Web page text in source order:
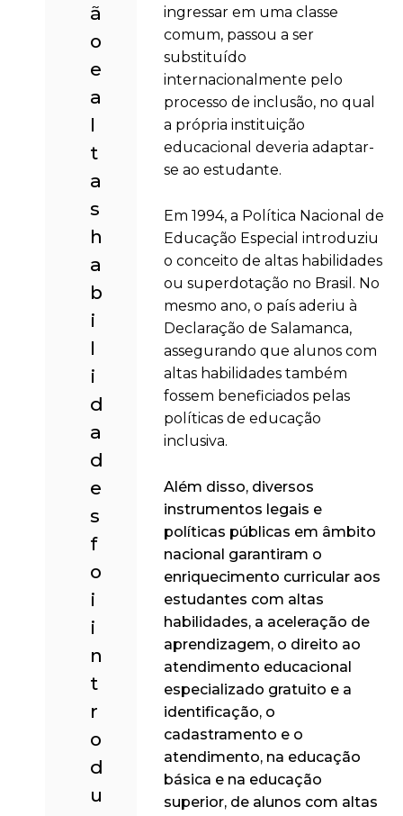
ã
o
e
a
l
t
a
s
h
a
b
i
l
i
d
a
d
e
s
f
o
i
i
n
t
r
o
d
u
ingressar em uma classe
comum, passou a ser
substituído
internacionalmente pelo
processo de inclusão, no qual
a própria instituição
educacional deveria adaptar-
se ao estudante.
Em 1994, a Política Nacional de
Educação Especial introduziu
o conceito de altas habilidades
ou superdotação no Brasil. No
mesmo ano, o país aderiu à
Declaração de Salamanca,
assegurando que alunos com
altas habilidades também
fossem beneficiados pelas
políticas de educação
inclusiva.
Além disso, diversos
instrumentos legais e
políticas públicas em âmbito
nacional garantiram o
enriquecimento curricular aos
estudantes com altas
habilidades, a aceleração de
aprendizagem, o direito ao
atendimento educacional
especializado gratuito e a
identificação, o
cadastramento e o
atendimento, na educação
básica e na educação
superior, de alunos com altas